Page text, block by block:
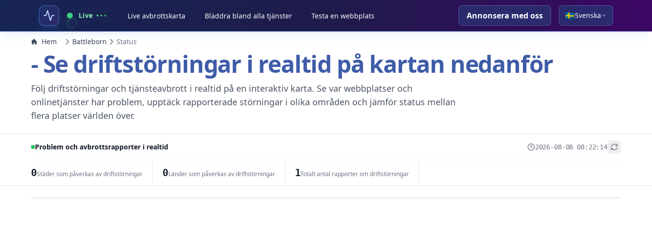
Live Live avbrottskarta Bläddra bland alla tjänster Testa en webbplats Annonsera med oss 🇸🇪Svenska
Hem Battleborn Status
- Se driftstörningar i realtid på kartan nedanför
Följ driftstörningar och tjänsteavbrott i realtid på en interaktiv karta. Se var webbplatser och
onlinetjänster har problem, upptäck rapporterade störningar i olika områden och jämför status mellan
flera platser världen över.
Problem och avbrottsrapporter i realtid 2026-08-08 08:22:14
0Städer som påverkas av driftstörningar 0Länder som påverkas av driftstörningar 1Totalt antal rapporter om driftstörningar